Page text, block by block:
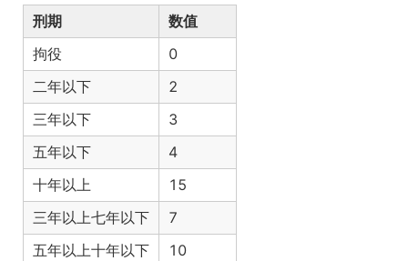
刑期
数值
拘役
0
二年以下
2
三年以下
3
五年以下
4
十年以上
15
三年以上七年以下
7
五年以上十年以下
10